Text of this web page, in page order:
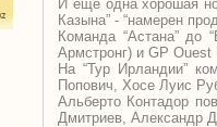
И еще одна хорошая
Казына” - “намерен
Команда “Астана” до
Армстронг) и GP Ouest
На “Тур Ирландии”
Попович, Хосе Луис
Альберто Контадор
Дмитриев, Александр